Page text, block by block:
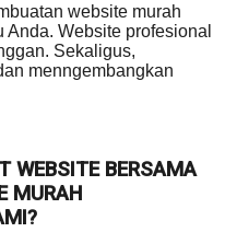
website murah
Website profesional
Sekaligus,
menngembangkan
WEBSITE BERSAMA
MURAH